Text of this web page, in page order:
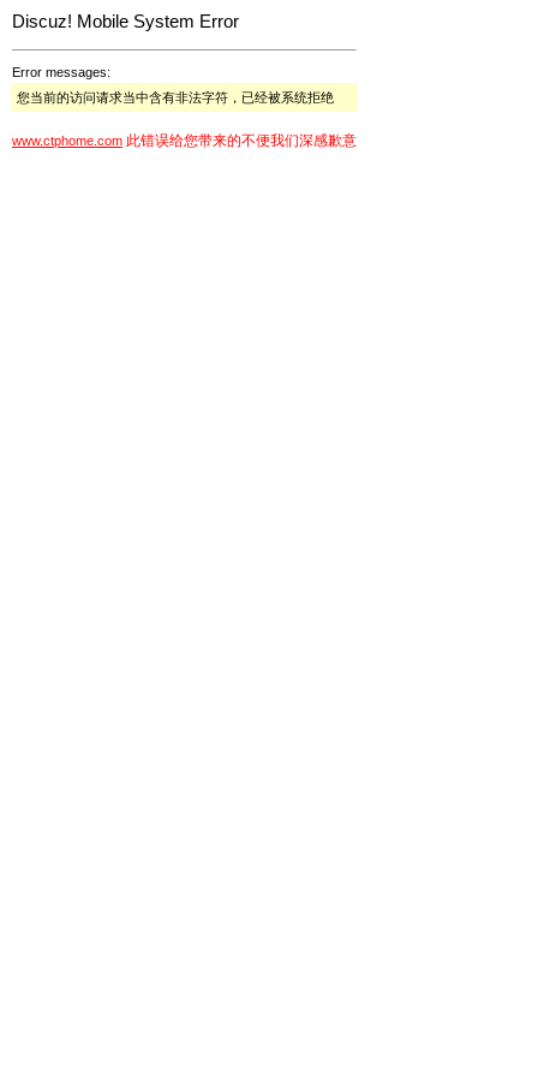
Discuz! Mobile System Error
Error messages:
您当前的访问请求当中含有非法字符，已经被系统拒绝
www.ctphome.com 此错误给您带来的不便我们深感歉意